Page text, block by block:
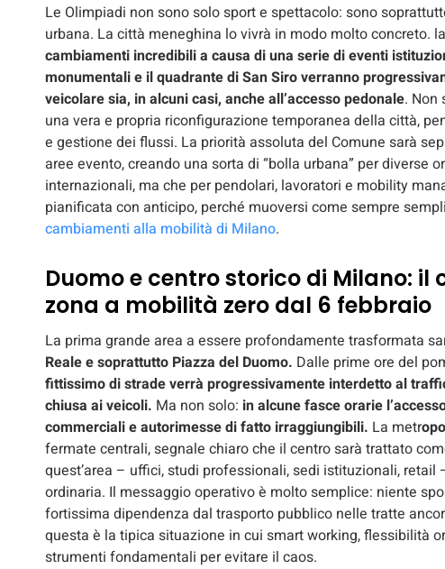
Le Olimpiadi non sono solo sport e spettacolo: sono
urbana. La città meneghina lo vivrà in modo molto concreto. la
cambiamenti incredibili a causa di una serie di eventi
monumentali e il quadrante di San Siro verranno
veicolare sia, in alcuni casi, anche all’accesso pedonale. Non
una vera e propria riconfigurazione temporanea della città,
e gestione dei flussi. La priorità assoluta del Comune sarà
aree evento, creando una sorta di “bolla urbana” per diverse
internazionali, ma che per pendolari, lavoratori e mobility
pianificata con anticipo, perché muoversi come sempre
cambiamenti alla mobilità di Milano.
Duomo e centro storico di Milano:
zona a mobilità zero dal 6 febbraio
La prima grande area a essere profondamente trasformata
Reale e soprattutto Piazza del Duomo. Dalle prime ore del
fittissimo di strade verrà progressivamente interdetto al
chiusa ai veicoli. Ma non solo: in alcune fasce orarie
commerciali e autorimesse di fatto irraggiungibili. La metr
fermate centrali, segnale chiaro che il centro sarà trattato
quest’area – uffici, studi professionali, sedi istituzionali,
ordinaria. Il messaggio operativo è molto semplice: niente
fortissima dipendenza dal trasporto pubblico nelle tratte
questa è la tipica situazione in cui smart working, flessibilità
strumenti fondamentali per evitare il caos.